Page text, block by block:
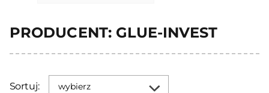
PRODUCENT: GLUE-INVEST
Sortuj: wybierz